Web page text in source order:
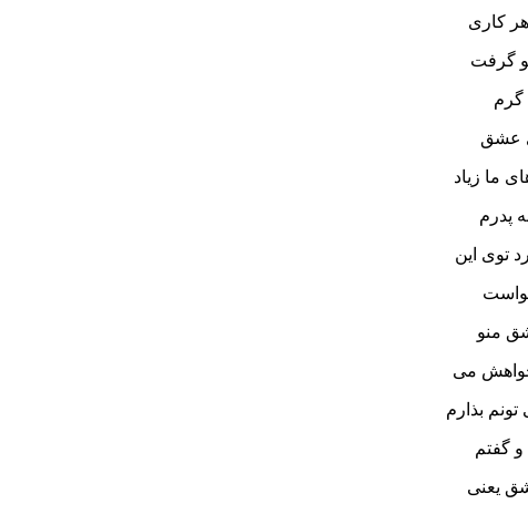
کاری
گرفت
گرم
عشق
ما زیاد
پدرم
توی این
منو
می
بذارم
و گفتم
یعنی